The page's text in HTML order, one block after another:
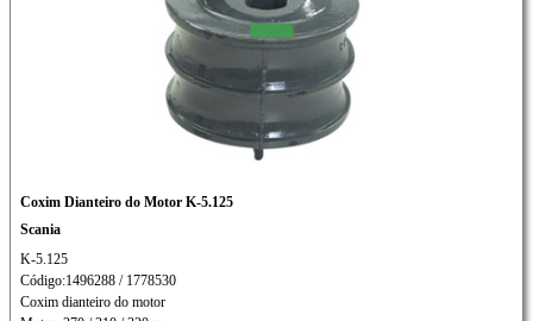
Coxim Dianteiro do Motor K-5.125
Scania
K-5.125
Código:1496288 / 1778530
Coxim dianteiro do motor